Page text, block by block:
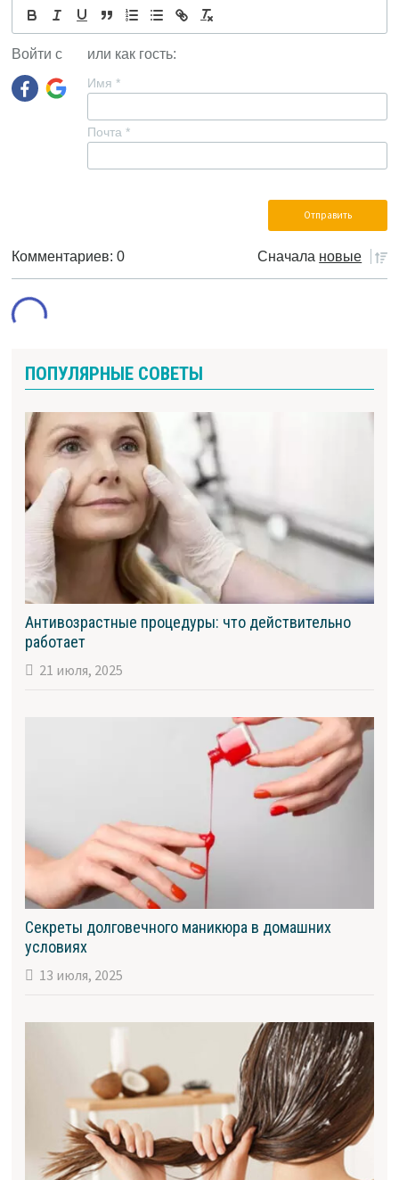
Войти с или как гость:
Имя *
Почта *
Комментариев: 0 Сначала новые
ПОПУЛЯРНЫЕ СОВЕТЫ
Антивозрастные процедуры: что действительно
работает
21 июля, 2025
Секреты долговечного маникюра в домашних
условиях
13 июля, 2025